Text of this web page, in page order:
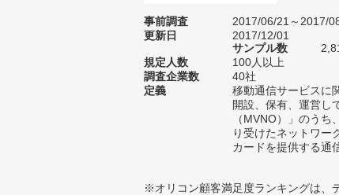
事前調査
2017/06/21～2017/
更新日
2017/12/01
サンプル数
規定人数
100人以上
調査企業数
40社
定義
移動通信サービスに
開設、保有、運営し
（MVNO）」のう
り受けたネットワー
カードを提供する通
※オリコン顧客満足度ランキングは、